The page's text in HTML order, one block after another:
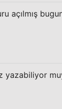
açılmış
yazabiliyor